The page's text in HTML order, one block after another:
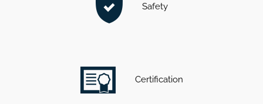
Safety
Certification